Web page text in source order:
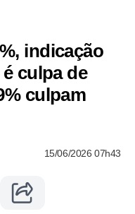
indicação
culpa de
culpam
15/06/2026 07h43